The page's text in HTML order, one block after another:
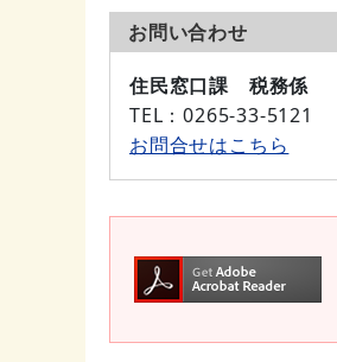
お問い合わせ
住民窓口課 税務係
TEL ：0265-33-5121
お問合せはこちら